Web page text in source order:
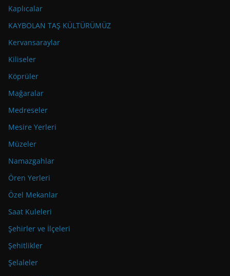
Kaplıcalar
KAYBOLAN TAŞ KÜLTÜRÜMÜZ
Kervansaraylar
Kiliseler
Köprüler
Mağaralar
Medreseler
Mesire Yerleri
Müzeler
Namazgahlar
Ören Yerleri
Özel Mekanlar
Saat Kuleleri
Şehirler ve İlçeleri
Şehitlikler
Şelaleler